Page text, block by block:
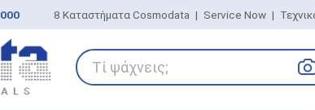
8 Καταστήματα Cosmodata | Service Now |
Τί ψάχνεις;